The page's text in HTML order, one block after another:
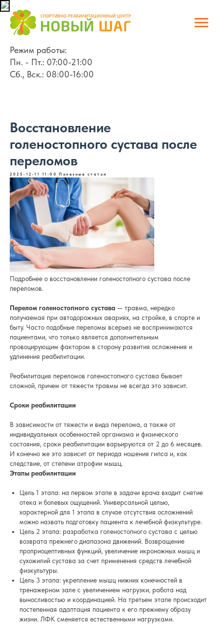
Режим работы:
Пн. - Пт.: 07:00-21:00
Сб., Вск.: 08:00-16:00
Восстановление
голеностопного сустава после
переломов
2025-12-11 11:00 Полезные статьи
Подробнее о восстановлении голеностопного сустава после
переломов.
Перелом голеностопного сустава — травма, нередко
получаемая при автодорожных авариях, на стройке, в спорте и
быту. Часто подобные переломы всерьез не воспринимаются
пациентами, что только является дополнительным
провоцирующим фактором в сторону развития осложнения и
удлинения реабилитации.
Реабилитация переломов голеностопного сустава бывает
сложной, причем от тяжести травмы не всегда это зависит.
Сроки реабилитации
В зависимости от тяжести и вида перелома, а также от
индивидуальных особенностей организма и физического
состояния, сроки реабилитации варьируются от 2 до 6 месяцев.
И конечно же это зависит от периода ношения гипса и, как
следствие, от степени атрофии мышц.
Этапы реабилитации
Цель 1 этапа: на первом этапе в задачи врача входит снятие
отека и болевых ощущений. Универсальной целью,
характерной для 1 этапа в случае отсутствия осложнений
можно назвать подготовку пациента к лечебной физкультуре.
Цель 2 этапа: разработка голеностопного сустава с целью
возврата прежнего диапазона движений. Возвращение
проприоцептивных функций, увеличение икроножных мышц и
сухожилий сустава за счет применения средств лечебной
физкультуры.
Цель 3 этапа: укрепление мышц нижних конечностей в
тренажерном зале с увеличением нагрузки, работа над
выносливостью и координацией. На третьем этапе происходит
постепенная адаптация пациента к его прежнему образу
жизни. ЛФК сменяется естественными нагрузками.